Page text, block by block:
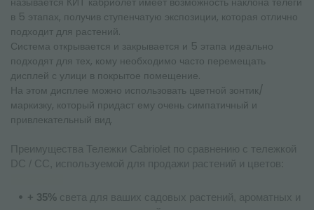
в 5 этапах, получив ступенчатую экспозиции, которая отлично
подходит для растений.
Система открывается и закрывается и 5 этапа идеально
подходят для тех, кому необходимо часто перемещать
дисплей с улици в покрытое помещение.
На этом дисплее можно использовать цветной зонтик/
маркизку, который придаст ему очень симпатичный и
привлекательный вид.
Преимущества Тележки Cabriolet по сравнению с тележкой
DC / CC, используемой для продажи растений и цветов:
+ 35% света для ваших садовых растений, ароматных и